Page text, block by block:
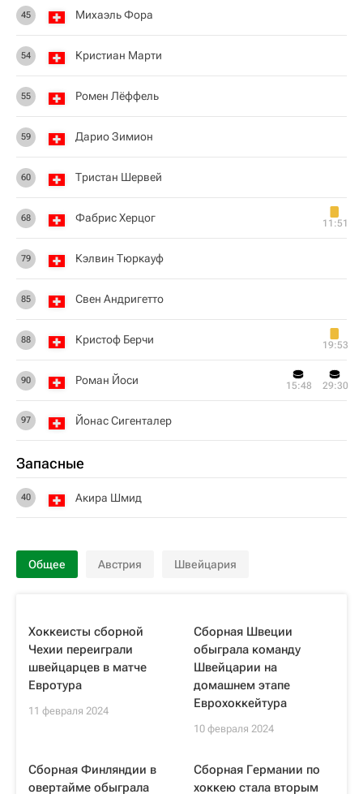
45 Михаэль Фора
54 Кристиан Марти
55 Ромен Лёффель
59 Дарио Зимион
60 Тристан Шервей
68 Фабрис Херцог 11:51
79 Кэлвин Тюркауф
85 Свен Андригетто
88 Кристоф Берчи 19:53
90 Роман Йоси 15:48 29:30
97 Йонас Сигенталер
Запасные
40 Акира Шмид
Общее Австрия Швейцария
Хоккеисты сборной
Чехии переиграли
швейцарцев в матче
Евротура
11 февраля 2024
Сборная Швеции
обыграла команду
Швейцарии на
домашнем этапе
Еврохоккейтура
10 февраля 2024
Сборная Финляндии в
овертайме обыграла
Сборная Германии по
хоккею стала вторым